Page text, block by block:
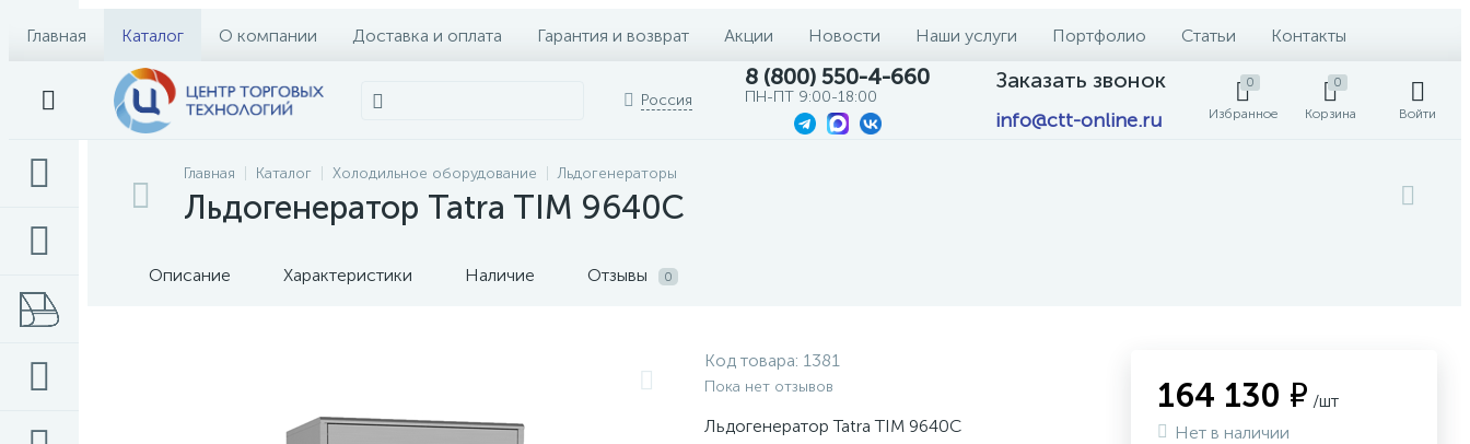
Главная Каталог О компании Доставка и оплата Гарантия и возврат Акции Новости Наши услуги Портфолио Статьи Контакты
Россия
8 (800) 550-4-660
ПН-ПТ 9:00-18:00
Заказать звонок
info@ctt-online.ru
0
Избранное
0
Корзина Войти
Главная Каталог Холодильное оборудование Льдогенераторы
Льдогенератор Tatra TIM 9640C
Описание Характеристики Наличие Отзывы 0
Код товара: 1381
Пока нет отзывов
Льдогенератор Tatra TIM 9640C
164 130 ₽ /шт
Нет в наличии